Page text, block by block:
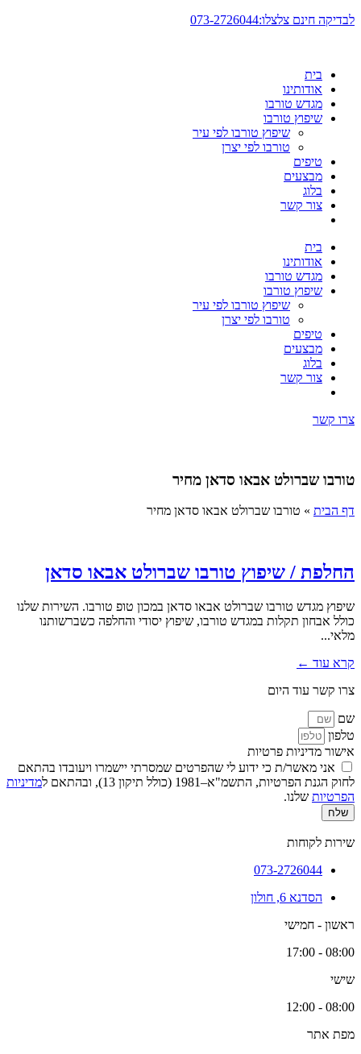
דלג
לבדיקה חינם צלצלו:073-2726044
בית
אודותינו
מגדש טורבו
שיפוץ טורבו
שיפוץ טורבו לפי עיר
טורבו לפי יצרן
טיפים
מבצעים
בלוג
צור קשר
בית
אודותינו
מגדש טורבו
שיפוץ טורבו
שיפוץ טורבו לפי עיר
טורבו לפי יצרן
טיפים
מבצעים
בלוג
צור קשר
צרו קשר
טורבו שברולט אבאו סדאן מחיר
דף הבית » טורבו שברולט אבאו סדאן מחיר
החלפת / שיפוץ טורבו שברולט אבאו סדאן
שיפוץ מגדש טורבו שברולט אבאו סדאן במכון טופ טורבו. השירות שלנו
כולל אבחון תקלות במגדש טורבו, שיפוץ יסודי והחלפה כשברשותנו
מלאי...
קרא עוד ←
צרו קשר עוד היום
שם
טלפון
אישור מדיניות פרטיות
אני מאשר/ת כי ידוע לי שהפרטים שמסרתי יישמרו ויעובדו בהתאם
לחוק הגנת הפרטיות, התשמ"א–1981 (כולל תיקון 13), ובהתאם ל
מדיניות
הפרטיות שלנו.
שלח
שירות לקוחות
073-2726044
הסדנא 6, חולון
ראשון - חמישי
08:00 - 17:00
שישי
08:00 - 12:00
מפת אתר